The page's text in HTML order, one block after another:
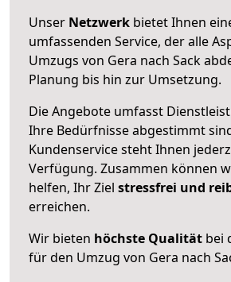
Unser Netzwerk bietet Ihnen
umfassenden Service, der alle
Umzugs von Gera nach Sack
Planung bis hin zur Umsetzung.
Die Angebote umfasst
Ihre Bedürfnisse abgestimmt
Kundenservice steht Ihnen
Verfügung. Zusammen können
helfen, Ihr Ziel stressfrei und
erreichen.
Wir bieten höchste Qualität bei
für den Umzug von Gera nach